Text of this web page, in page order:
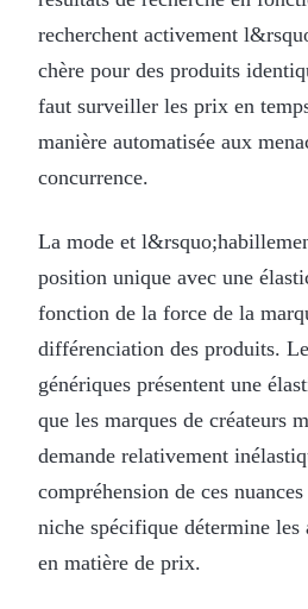
recherchent activement
chère pour des produits
faut surveiller les prix en
manière automatisée aux
concurrence.
La mode et
position unique avec une
fonction de la force de la
différenciation des produits.
génériques présentent une
que les marques de créateurs
demande relativement
compréhension de ces
niche spécifique détermine les
en matière de prix.